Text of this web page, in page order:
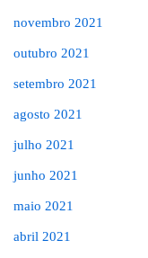
novembro 2021
outubro 2021
setembro 2021
agosto 2021
julho 2021
junho 2021
maio 2021
abril 2021